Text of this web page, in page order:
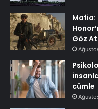
Mafia:
Göz
cümle